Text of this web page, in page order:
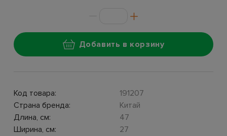
Добавить в корзину
Код товара:
191207
Страна бренда:
Китай
Длина, см:
47
Ширина, см:
27